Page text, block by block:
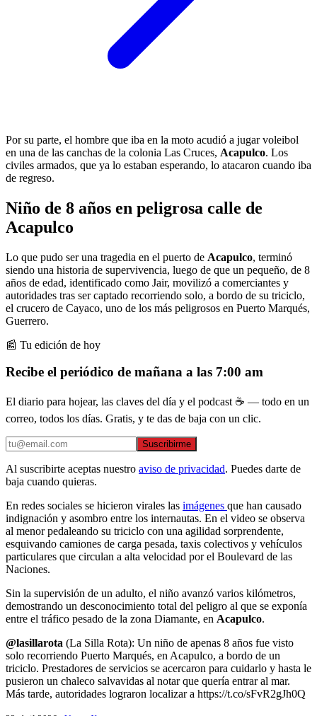
Por su parte, el hombre que iba en la moto acudió a jugar voleibol
en una de las canchas de la colonia Las Cruces, Acapulco. Los
civiles armados, que ya lo estaban esperando, lo atacaron cuando iba
de regreso.
Niño de 8 años en peligrosa calle de
Acapulco
Lo que pudo ser una tragedia en el puerto de Acapulco, terminó
siendo una historia de supervivencia, luego de que un pequeño, de 8
años de edad, identificado como Jair, movilizó a comerciantes y
autoridades tras ser captado recorriendo solo, a bordo de su triciclo,
el crucero de Cayaco, uno de los más peligrosos en Puerto Marqués,
Guerrero.
📰 Tu edición de hoy
Recibe el periódico de mañana a las 7:00 am
El diario para hojear, las claves del día y el podcast ☕ — todo en un
correo, todos los días. Gratis, y te das de baja con un clic.
Suscribirme
Al suscribirte aceptas nuestro aviso de privacidad. Puedes darte de
baja cuando quieras.
En redes sociales se hicieron virales las imágenes que han causado
indignación y asombro entre los internautas. En el video se observa
al menor pedaleando su triciclo con una agilidad sorprendente,
esquivando camiones de carga pesada, taxis colectivos y vehículos
particulares que circulan a alta velocidad por el Boulevard de las
Naciones.
Sin la supervisión de un adulto, el niño avanzó varios kilómetros,
demostrando un desconocimiento total del peligro al que se exponía
entre el tráfico pesado de la zona Diamante, en Acapulco.
@lasillarota (La Silla Rota): Un niño de apenas 8 años fue visto
solo recorriendo Puerto Marqués, en Acapulco, a bordo de un
triciclo. Prestadores de servicios se acercaron para cuidarlo y hasta le
pusieron un chaleco salvavidas al notar que quería entrar al mar.
Más tarde, autoridades lograron localizar a https://t.co/sFvR2gJh0Q